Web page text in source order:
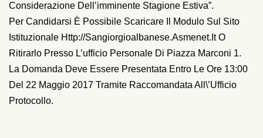
Considerazione Dell’imminente Stagione Estiva”.
Per Candidarsi È Possibile Scaricare Il Modulo Sul Sito
Istituzionale Http://sangiorgioalbanese.asmenet.it O
Ritirarlo Presso L’ufficio Personale Di Piazza Marconi 1.
La Domanda Deve Essere Presentata Entro Le Ore 13:00
Del 22 Maggio 2017 Tramite Raccomandata All\’ufficio
Protocollo.